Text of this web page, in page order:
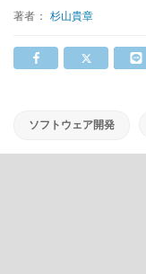
著者： 杉山貴章
ソフトウェア開発